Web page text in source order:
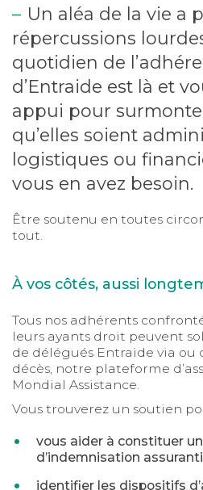
Un aléa de la vie a
répercussions
quotidien de
d’Entraide est là et
appui pour
qu’elles soient
logistiques ou
vous en avez besoin.
Être soutenu en toutes
tout.
À vos côtés, aussi
Tous nos adhérents
leurs ayants droit peuvent
de délégués Entraide via ou
décès, notre plateforme
Mondial Assistance.
Vous trouverez un soutien
vous aider à constituer
d’indemnisation
identifier les dispositifs